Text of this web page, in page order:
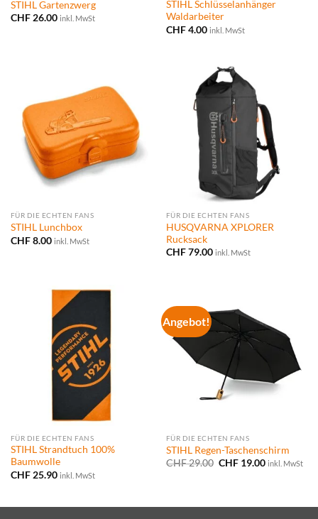
STIHL Gartenzwerg
CHF26.00 inkl. MwSt
STIHL Schlüsselanhänger
Waldarbeiter
CHF4.00 inkl. MwSt
FÜR DIE ECHTEN FANS
STIHL Lunchbox
CHF8.00 inkl. MwSt
FÜR DIE ECHTEN FANS
HUSQVARNA XPLORER
Rucksack
CHF79.00 inkl. MwSt
FÜR DIE ECHTEN FANS
STIHL Strandtuch 100%
Baumwolle
CHF25.90 inkl. MwSt
Angebot!
FÜR DIE ECHTEN FANS
STIHL Regen-Taschenschirm
CHF29.00 Ursprünglicher
CHF19.00Aktueller
inkl. MwSt